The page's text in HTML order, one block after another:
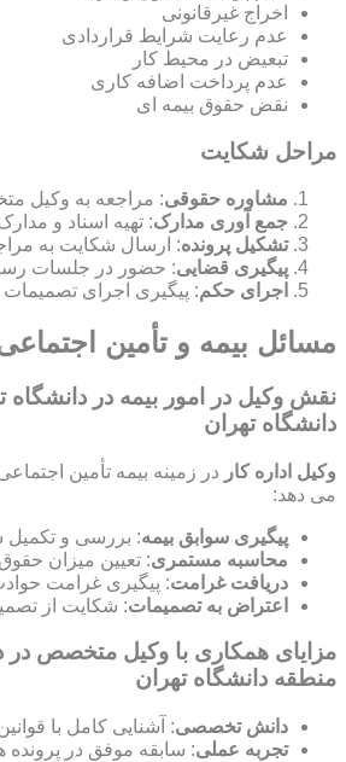
اخراج غیرقانونی
عدم رعایت شرایط قراردادی
تبعیض در محیط کار
عدم پرداخت اضافه کاری
نقض حقوق بیمه ای
مراحل شکایت
مشاوره حقوقی: مراجعه به وکیل
جمع آوری مدارک: تهیه اسناد و
تشکیل پرونده: ارسال شکایت به
پیگیری قضایی: حضور در جلسات
اجرای حکم: پیگیری اجرای تصمیمات
مسائل بیمه و تأمین
نقش وکیل در امور بیمه در دانشگاه
دانشگاه تهران
وکیل اداره کار در زمینه بیمه تأمین
می دهد:
پیگیری سوابق بیمه: بررسی و تکمیل
محاسبه مستمری: تعیین میزان
دریافت غرامت: پیگیری غرامت
اعتراض به تصمیمات: شکایت از
مزایای همکاری با وکیل متخصص در
منطقه دانشگاه تهران
دانش تخصصی: آشنایی کامل با
تجربه عملی: سابقه موفق در پرونده